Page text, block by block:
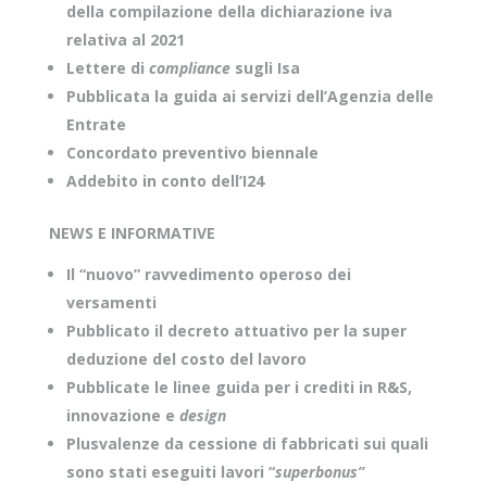
della compilazione della dichiarazione iva
relativa al 2021
Lettere di compliancesugli Isa
Pubblicata la guida ai servizi dell’Agenzia delle
Entrate
Concordato preventivo biennale
Addebito in conto dell’I24
NEWS E INFORMATIVE
Il “nuovo” ravvedimento operoso dei
versamenti
Pubblicato il decreto attuativo per la super
deduzione del costo del lavoro
Pubblicate le linee guida per i crediti in R&S,
innovazione e design
Plusvalenze da cessione di fabbricati sui quali
sono stati eseguiti lavori “superbonus”